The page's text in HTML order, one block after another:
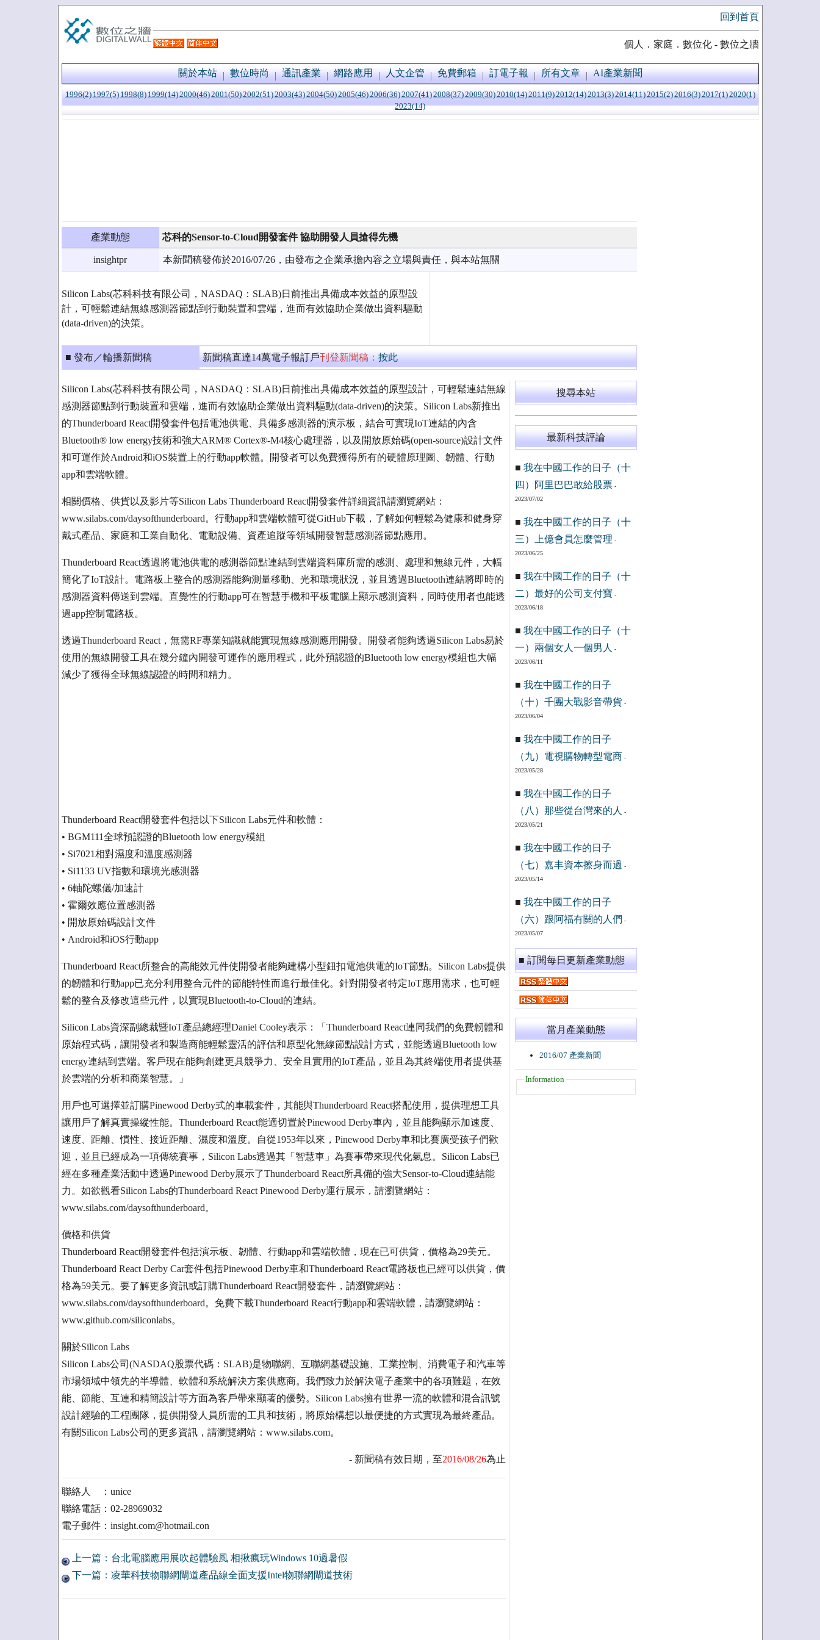
回到首頁
個人．家庭．數位化 - 數位之牆
關於本站 數位時尚 通訊產業 網路應用 人文企管 免費郵箱 訂電子報 所有文章 AI產業新聞
1996(2) 1997(5) 1998(8) 1999(14)2000(46)2001(50)2002(51)2003(43)2004(50)2005(46)2006(36)2007(41)2008(37)2009(30)2010(14)2011(9)2012(14)2013(3)2014(11)2015(2)2016(3)2017(1)2020(1)
2023(14)
產業動態 芯科的Sensor-to-Cloud開發套件 協助開發人員搶得先機
insightpr 本新聞稿發佈於2016/07/26，由發布之企業承擔內容之立場與責任，與本站無關
Silicon Labs(芯科科技有限公司，NASDAQ：SLAB)日前推出具備成本效益的原型設
計，可輕鬆連結無線感測器節點到行動裝置和雲端，進而有效協助企業做出資料驅動
(data-driven)的決策。
■ 發布／輪播新聞稿 新聞稿直達14萬電子報訂戶刊登新聞稿：按此
Silicon Labs(芯科科技有限公司，NASDAQ：SLAB)日前推出具備成本效益的原型設計，可輕鬆連結無線
感測器節點到行動裝置和雲端，進而有效協助企業做出資料驅動(data-driven)的決策。Silicon Labs新推出
的Thunderboard React開發套件包括電池供電、具備多感測器的演示板，結合可實現IoT連結的內含
Bluetooth® low energy技術和強大ARM® Cortex®-M4核心處理器，以及開放原始碼(open-source)設計文件
和可運作於Android和iOS裝置上的行動app軟體。開發者可以免費獲得所有的硬體原理圖、韌體、行動
app和雲端軟體。
相關價格、供貨以及影片等Silicon Labs Thunderboard React開發套件詳細資訊請瀏覽網站：
www.silabs.com/daysofthunderboard。行動app和雲端軟體可從GitHub下載，了解如何輕鬆為健康和健身穿
戴式產品、家庭和工業自動化、電動設備、資產追蹤等領域開發智慧感測器節點應用。
Thunderboard React透過將電池供電的感測器節點連結到雲端資料庫所需的感測、處理和無線元件，大幅
簡化了IoT設計。電路板上整合的感測器能夠測量移動、光和環境狀況，並且透過Bluetooth連結將即時的
感測器資料傳送到雲端。直覺性的行動app可在智慧手機和平板電腦上顯示感測資料，同時使用者也能透
過app控制電路板。
透過Thunderboard React，無需RF專業知識就能實現無線感測應用開發。開發者能夠透過Silicon Labs易於
使用的無線開發工具在幾分鐘內開發可運作的應用程式，此外預認證的Bluetooth low energy模組也大幅
減少了獲得全球無線認證的時間和精力。
Thunderboard React開發套件包括以下Silicon Labs元件和軟體：
• BGM111全球預認證的Bluetooth low energy模組
• Si7021相對濕度和溫度感測器
• Si1133 UV指數和環境光感測器
• 6軸陀螺儀/加速計
• 霍爾效應位置感測器
• 開放原始碼設計文件
• Android和iOS行動app
Thunderboard React所整合的高能效元件使開發者能夠建構小型鈕扣電池供電的IoT節點。Silicon Labs提供
的韌體和行動app已充分利用整合元件的節能特性而進行最佳化。針對開發者特定IoT應用需求，也可輕
鬆的整合及修改這些元件，以實現Bluetooth-to-Cloud的連結。
Silicon Labs資深副總裁暨IoT產品總經理Daniel Cooley表示：「Thunderboard React連同我們的免費韌體和
原始程式碼，讓開發者和製造商能輕鬆靈活的評估和原型化無線節點設計方式，並能透過Bluetooth low
energy連結到雲端。客戶現在能夠創建更具競爭力、安全且實用的IoT產品，並且為其終端使用者提供基
於雲端的分析和商業智慧。」
用戶也可選擇並訂購Pinewood Derby式的車載套件，其能與Thunderboard React搭配使用，提供理想工具
讓用戶了解真實操縱性能。Thunderboard React能適切置於Pinewood Derby車內，並且能夠顯示加速度、
速度、距離、慣性、接近距離、濕度和溫度。自從1953年以來，Pinewood Derby車和比賽廣受孩子們歡
迎，並且已經成為一項傳統賽事，Silicon Labs透過其「智慧車」為賽事帶來現代化氣息。Silicon Labs已
經在多種產業活動中透過Pinewood Derby展示了Thunderboard React所具備的強大Sensor-to-Cloud連結能
力。如欲觀看Silicon Labs的Thunderboard React Pinewood Derby運行展示，請瀏覽網站：
www.silabs.com/daysofthunderboard。
價格和供貨
Thunderboard React開發套件包括演示板、韌體、行動app和雲端軟體，現在已可供貨，價格為29美元。
Thunderboard React Derby Car套件包括Pinewood Derby車和Thunderboard React電路板也已經可以供貨，價
格為59美元。要了解更多資訊或訂購Thunderboard React開發套件，請瀏覽網站：
www.silabs.com/daysofthunderboard。免費下載Thunderboard React行動app和雲端軟體，請瀏覽網站：
www.github.com/siliconlabs。
關於Silicon Labs
Silicon Labs公司(NASDAQ股票代碼：SLAB)是物聯網、互聯網基礎設施、工業控制、消費電子和汽車等
市場領域中領先的半導體、軟體和系統解決方案供應商。我們致力於解決電子產業中的各項難題，在效
能、節能、互連和精簡設計等方面為客戶帶來顯著的優勢。Silicon Labs擁有世界一流的軟體和混合訊號
設計經驗的工程團隊，提供開發人員所需的工具和技術，將原始構想以最便捷的方式實現為最終產品。
有關Silicon Labs公司的更多資訊，請瀏覽網站：www.silabs.com。
- 新聞稿有效日期，至2016/08/26為止
聯絡人 ：unice
聯絡電話：02-28969032
電子郵件：insight.com@hotmail.con
上一篇：台北電腦應用展吹起體驗風 相揪瘋玩Windows 10過暑假
下一篇：凌華科技物聯網閘道產品線全面支援Intel物聯網閘道技術
搜尋本站
最新科技評論
■ 我在中國工作的日子（十
四）阿里巴巴敢給股票-
2023/07/02
■ 我在中國工作的日子（十
三）上億會員怎麼管理 -
2023/06/25
■ 我在中國工作的日子（十
二）最好的公司支付寶 -
2023/06/18
■ 我在中國工作的日子（十
一）兩個女人一個男人
-
2023/06/11
■ 我在中國工作的日子
（十）千團大戰影音帶貨 -
2023/06/04
■ 我在中國工作的日子
（九）電視購物轉型電商 -
2023/05/28
■ 我在中國工作的日子
（八）那些從台灣來的人
-
2023/05/21
■ 我在中國工作的日子
（七）嘉丰資本擦身而過 -
2023/05/14
■ 我在中國工作的日子
（六）跟阿福有關的人們 -
2023/05/07
■ 訂閱每日更新產業動態
當月產業動態
2016/07 產業新聞
Information